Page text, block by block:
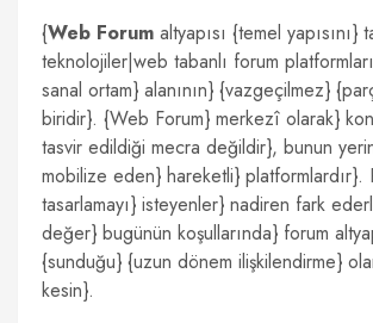
{Web Forum altyapısı {temel yapısını}
teknolojiler|web tabanlı forum
sanal ortam} alanının} {vazgeçilmez}
biridir}. {Web Forum} merkezî olarak}
tasvir edildiği mecra değildir}, bunun
mobilize eden} hareketli} platformlardır}.
tasarlamayı} isteyenler} nadiren fark
değer} bugünün koşullarında} forum
{sunduğu} {uzun dönem ilişkilendirme}
kesin}.